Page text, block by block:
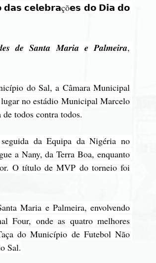
𝗰𝗲𝗹𝗲𝗯𝗿𝗮çõ𝗲𝘀 𝗱𝗼 𝗗𝗶𝗮 𝗱𝗼
𝒅𝒆 𝑺𝒂𝒏𝒕𝒂 𝑴𝒂𝒓𝒊𝒂 𝒆 𝑷𝒂𝒍𝒎𝒆𝒊𝒓𝒂,
do Sal, a Câmara Municipal
no estádio Municipal Marcelo
todos contra todos.
da Equipa da Nigéria no
a Nany, da Terra Boa, enquanto
O título de MVP do torneio foi
Maria e Palmeira, envolvendo
Four, onde as quatro melhores
do Município de Futebol Não
Sal.